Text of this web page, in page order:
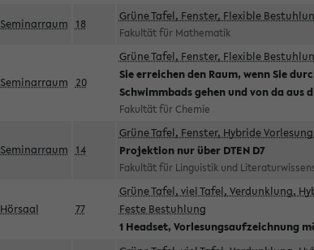
Seminarraum 18
Grüne Tafel, Fenster, Flexible
Fakultät für Mathematik
Seminarraum 20
Grüne Tafel, Fenster, Flexible
Sie erreichen den Raum, wenn Sie
Schwimmbads gehen und von da aus
Fakultät für Chemie
Seminarraum 14
Grüne Tafel, Fenster, Hybride
Projektion nur über DTEN D7
Fakultät für Linguistik und
Hörsaal 77
Grüne Tafel, viel Tafel, Verdunklung,
Feste Bestuhlung
1 Headset, Vorlesungsaufzeichnung